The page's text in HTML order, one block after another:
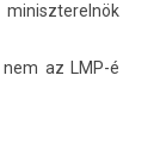
az LMP-é